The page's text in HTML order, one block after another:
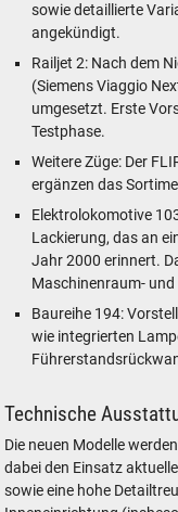
sowie detaillierte
angekündigt.
Railjet 2: Nach dem
(Siemens Viaggio
umgesetzt. Erste
Testphase.
Weitere Züge: Der
ergänzen das
Elektrolokomotive
Lackierung, das an
Jahr 2000 erinnert.
Maschinenraum-
Baureihe 194:
wie integrierten
Technische
Die neuen Modelle
dabei den Einsatz
sowie eine hohe